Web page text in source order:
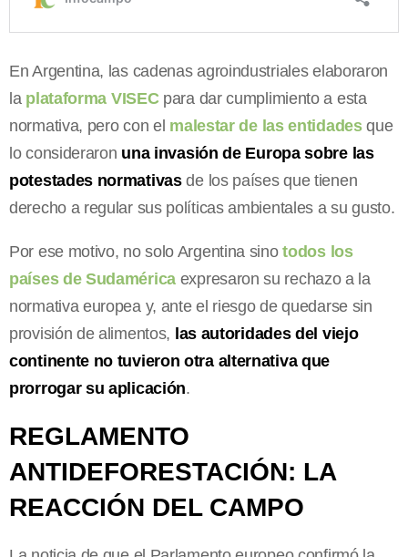
En Argentina, las cadenas agroindustriales elaboraron
la plataforma VISEC para dar cumplimiento a esta
normativa, pero con el malestar de las entidades que
lo consideraron una invasión de Europa sobre las
potestades normativasde los países que tienen
derecho a regular sus políticas ambientales a su gusto.
Por ese motivo, no solo Argentina sinotodos los
países de Sudamérica expresaron su rechazo a la
normativa europea y, ante el riesgo de quedarse sin
provisión de alimentos, las autoridades del viejo
continente no tuvieron otra alternativa que
prorrogar su aplicación.
REGLAMENTO
ANTIDEFORESTACIÓN: LA
REACCIÓN DEL CAMPO